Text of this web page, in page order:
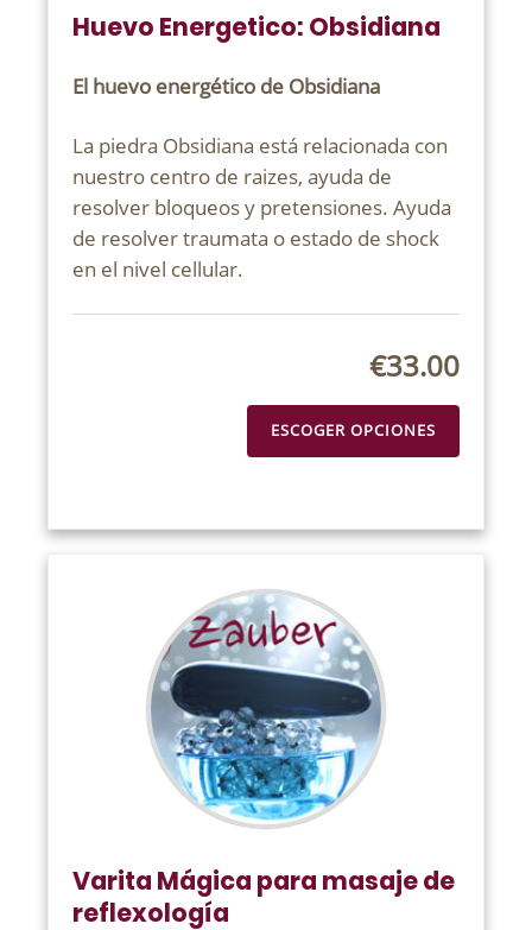
Huevo Energetico: Obsidiana
El huevo energético de Obsidiana
La piedra Obsidiana está relacionada con
nuestro centro de raizes, ayuda de
resolver bloqueos y pretensiones. Ayuda
de resolver traumata o estado de shock
en el nivel cellular.
€33.00
ESCOGER OPCIONES
Varita Mágica para masaje de
reflexología